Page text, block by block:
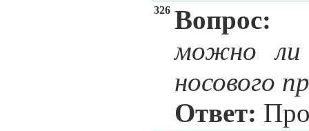
326 Вопрос:
можно ли
носового
Ответ: